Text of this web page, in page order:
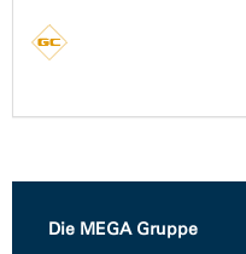
Die MEGA Gruppe